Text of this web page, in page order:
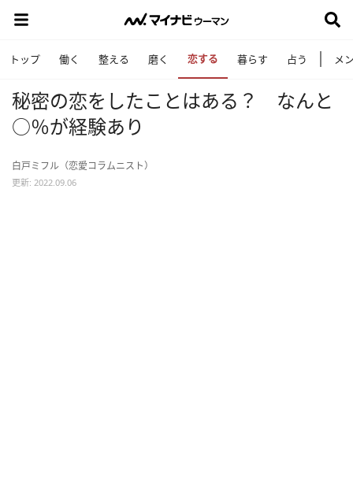
トップ 働く 整える 磨く 恋する 暮らす 占う メ
秘密の恋をしたことはある？ なんと
○％が経験あり
白戸ミフル（恋愛コラムニスト）
更新: 2022.09.06